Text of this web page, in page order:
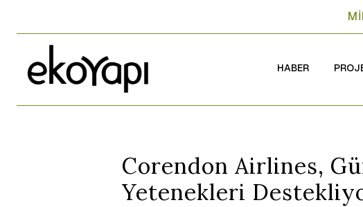
HABER
Corendon Airlines,
Yetenekleri